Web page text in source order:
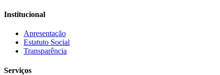
Institucional
Apresentação
Estatuto Social
Transparência
Serviços